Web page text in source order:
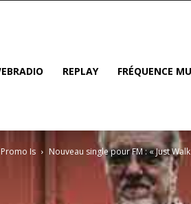
REPLAY FRÉQUENCE
Is Nouveau single pour FM : « Just